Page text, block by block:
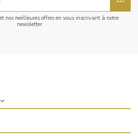
nos meilleures offres en vous inscrivant à notre
newsletter